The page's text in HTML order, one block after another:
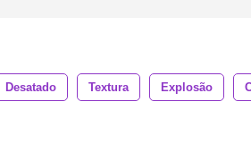
Desatado Textura Explosão